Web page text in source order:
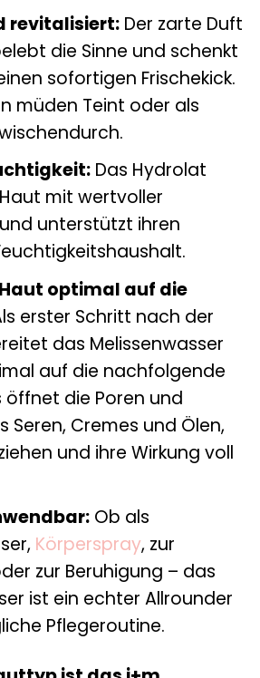
revitalisiert:Der zarte Duft
die Sinne und schenkt
sofortigen Frischekick.
müden Teint oder als
Das Hydrolat
mit wertvoller
unterstützt ihren
optimal auf die
erster Schritt nach der
das Melissenwasser
auf die nachfolgende
öffnet die Poren und
Seren, Cremes und Ölen,
und ihre Wirkung voll
Ob als
Körperspray, zur
zur Beruhigung – das
ist ein echter Allrounder
Pflegeroutine.